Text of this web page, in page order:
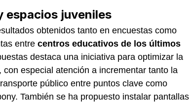
espacios juveniles
obtenidos tanto en encuestas como
entre centros educativos de los últimos
destaca una iniciativa para optimizar la
, con especial atención a incrementar tanto la
público entre puntos clave como
También se ha propuesto instalar pantallas